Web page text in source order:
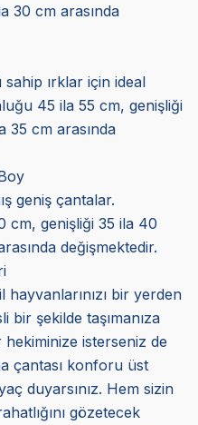
30 cm arasında
ırklar için ideal
45 ila 55 cm, genişliği
35 cm arasında
geniş çantalar.
cm, genişliği 35 ila 40
değişmektedir.
bir yerden
bir şekilde taşımanıza
hekiminize isterseniz de
çantası konforu üst
duyarsınız. Hem sizin
gözetecek